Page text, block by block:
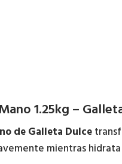
1.25kg –
de Galleta Dulce
mientras